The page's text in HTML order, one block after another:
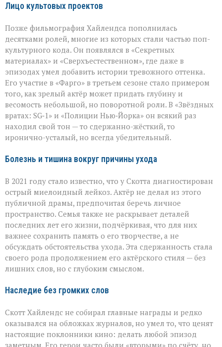
Лицо культовых проектов
Позже фильмография Хайлендса пополнилась
десятками ролей, многие из которых стали частью поп-
культурного кода. Он появлялся в «Секретных
материалах» и «Сверхъестественном», где даже в
эпизодах умел добавить истории тревожного оттенка.
Его участие в «Фарго» в третьем сезоне стало примером
того, как зрелый актёр может придать глубину и
весомость небольшой, но поворотной роли. В «Звёздных
вратах: SG‑1» и «Полиции Нью‑Йорка» он всякий раз
находил свой тон — то сдержанно-жёсткий, то
иронично-усталый, но всегда убедительный.
Болезнь и тишина вокруг причины ухода
В 2021 году стало известно, что у Скотта диагностирован
острый миелоидный лейкоз. Актёр не делал из этого
публичной драмы, предпочитая беречь личное
пространство. Семья также не раскрывает деталей
последних лет его жизни, подчёркивая, что для них
важнее сохранить память о его творчестве, а не
обсуждать обстоятельства ухода. Эта сдержанность стала
своего рода продолжением его актёрского стиля — без
лишних слов, но с глубоким смыслом.
Наследие без громких слов
Скотт Хайлендс не собирал главные награды и редко
оказывался на обложках журналов, но умел то, что ценят
настоящие поклонники кино: делать любой эпизод
заметным. Его герои часто были «вторыми» по счёту, но